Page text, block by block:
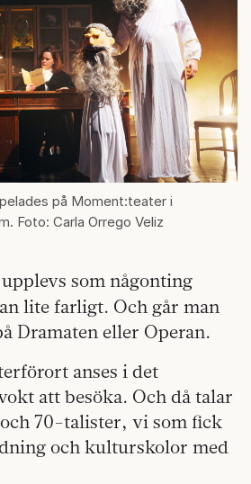
på Moment:teater i
Foto: Carla Orrego Veliz
som någonting
lite farligt. Och går man
Dramaten eller Operan.
anses i det
att besöka. Och då talar
70-talister, vi som fick
och kulturskolor med